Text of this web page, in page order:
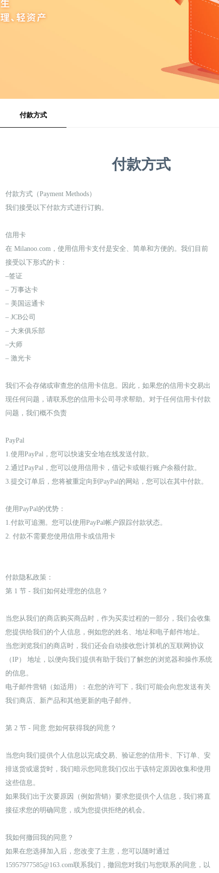
付款方式
付款方式
付款方式（Payment Methods）
我们接受以下付款方式进行订购。
信用卡
在 Milanoo.com，使用信用卡支付是安全、简单和方便的。我们目前
接受以下形式的卡：
–签证
– 万事达卡
– 美国运通卡
– JCB公司
– 大来俱乐部
–大师
– 激光卡
我们不会存储或审查您的信用卡信息。因此，如果您的信用卡交易出
现任何问题，请联系您的信用卡公司寻求帮助。对于任何信用卡付款
问题，我们概不负责
PayPal
1.使用PayPal，您可以快速安全地在线发送付款。
2.通过PayPal，您可以使用信用卡，借记卡或银行账户余额付款。
3.提交订单后，您将被重定向到PayPal的网站，您可以在其中付款。
使用PayPal的优势：
1.付款可追溯。您可以使用PayPal帐户跟踪付款状态。
2. 付款不需要您使用信用卡或信用卡
付款隐私政策：
第 1 节 - 我们如何处理您的信息？
当您从我们的商店购买商品时，作为买卖过程的一部分，我们会收集
您提供给我们的个人信息，例如您的姓名、地址和电子邮件地址。
当您浏览我们的商店时，我们还会自动接收您计算机的互联网协议
（IP） 地址，以便向我们提供有助于我们了解您的浏览器和操作系统
的信息。
电子邮件营销（如适用）：在您的许可下，我们可能会向您发送有关
我们商店、新产品和其他更新的电子邮件。
第 2 节 - 同意 您如何获得我的同意？
当您向我们提供个人信息以完成交易、验证您的信用卡、下订单、安
排送货或退货时，我们暗示您同意我们仅出于该特定原因收集和使用
这些信息。
如果我们出于次要原因（例如营销）要求您提供个人信息，我们将直
接征求您的明确同意，或为您提供拒绝的机会。
我如何撤回我的同意？
如果在您选择加入后，您改变了主意，您可以随时通过
15957977585@163.com联系我们，撤回您对我们与您联系的同意，以